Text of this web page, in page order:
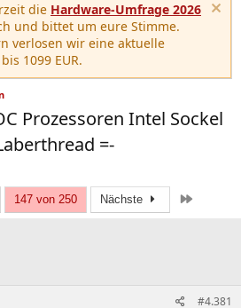
die Hardware-Umfrage 2026
und bittet um eure Stimme.
verlosen wir eine aktuelle
1099 EUR.
Prozessoren Intel Sockel
=-
147 von 250 Nächste
#4.381